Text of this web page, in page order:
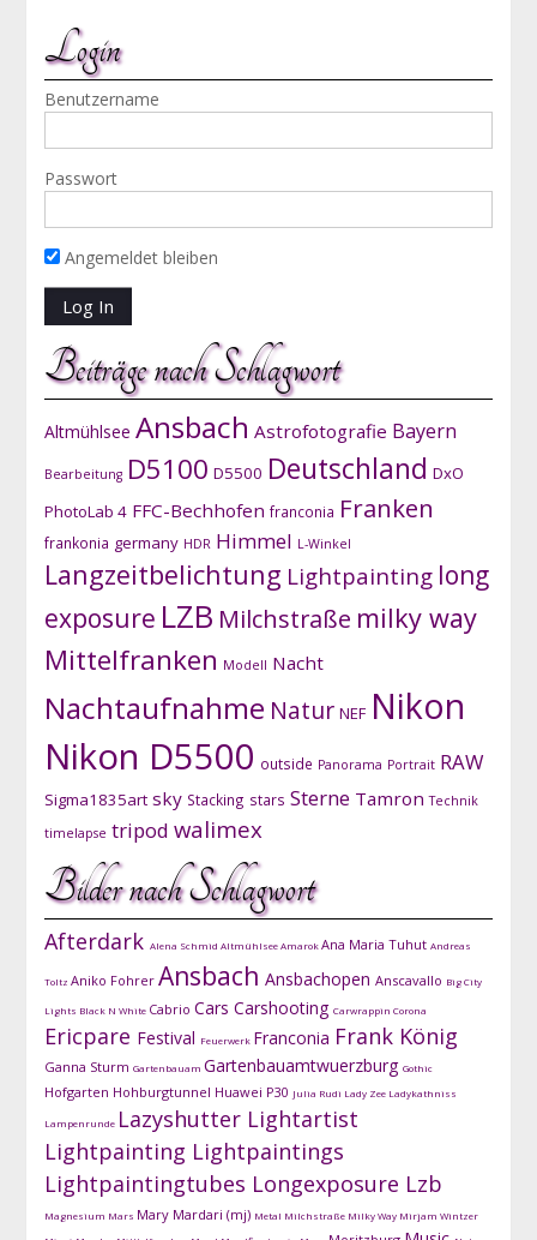
Login
Benutzername
Passwort
Angemeldet bleiben
Beiträge nach Schlagwort
Altmühlsee Ansbach Astrofotografie Bayern
Bearbeitung D5100 D5500 Deutschland DxO
PhotoLab 4 FFC-Bechhofen franconia Franken
frankonia germany HDR Himmel L-Winkel
Langzeitbelichtung Lightpainting long
exposure LZB Milchstraße milky way
Mittelfranken Modell Nacht
Nachtaufnahme Natur NEF Nikon
Nikon D5500 outside Panorama Portrait RAW
Sigma1835art sky Stacking stars Sterne Tamron Technik
timelapse tripod walimex
Bilder nach Schlagwort
Afterdark Alena Schmid AltmühlseeAmarokAna Maria Tuhut Andreas
Toltz Aniko Fohrer Ansbach Ansbachopen Anscavallo Big City
Lights Black N White Cabrio Cars Carshooting Carwrappin Corona
Ericpare Festival Feuerwerk Franconia Frank König
Ganna Sturm Gartenbauam Gartenbauamtwuerzburg Gothic
Hofgarten Hohburgtunnel Huawei P30 Julia Rudi Lady Zee Ladykathniss
Lampenrunde Lazyshutter Lightartist
Lightpainting Lightpaintings
Lightpaintingtubes Longexposure Lzb
Magnesium Mars Mary Mardari (mj) Metal Milchstraße Milky Way Mirjam Wintzer